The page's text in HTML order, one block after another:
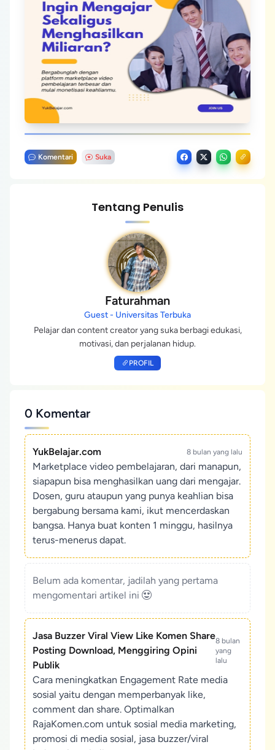
Komentari Suka
Tentang Penulis
Faturahman
Guest - Universitas Terbuka
Pelajar dan content creator yang suka berbagi edukasi,
motivasi, dan perjalanan hidup.
PROFIL
0 Komentar
YukBelajar.com 8 bulan yang lalu
Marketplace video pembelajaran, dari manapun,
siapapun bisa menghasilkan uang dari mengajar.
Dosen, guru ataupun yang punya keahlian bisa
bergabung bersama kami, ikut mencerdaskan
bangsa. Hanya buat konten 1 minggu, hasilnya
terus-menerus dapat.
Belum ada komentar, jadilah yang pertama
mengomentari artikel ini
Jasa Buzzer Viral View Like Komen Share
Posting Download, Menggiring Opini
Publik
8 bulan
yang
lalu
Cara meningkatkan Engagement Rate media
sosial yaitu dengan memperbanyak like,
comment dan share. Optimalkan
RajaKomen.com untuk sosial media marketing,
promosi di media sosial, jasa buzzer/viral